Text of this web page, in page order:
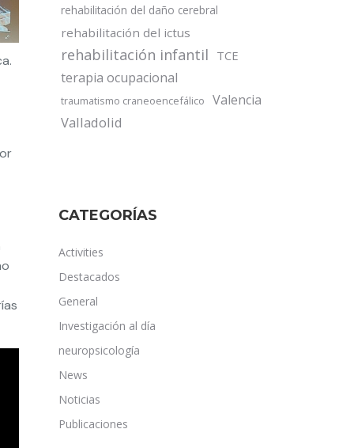
rehabilitación del daño cerebral
rehabilitación del ictus
rehabilitación infantil TCE
terapia ocupacional
traumatismo craneoencefálico Valencia
Valladolid
CATEGORÍAS
Activities
Destacados
General
Investigación al día
neuropsicología
News
Noticias
Publicaciones